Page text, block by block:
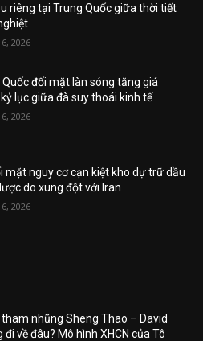
riêng tại Trung Quốc giữa thời tiết
2026
Quốc đối mặt làn sóng tăng giá
lục giữa đà suy thoái kinh tế
2026
mặt nguy cơ cạn kiệt kho dự trữ dầu
do xung đột với Iran
2026
tham nhũng Sheng Thao – David
đi về đâu? Mô hình XHCN của Tô